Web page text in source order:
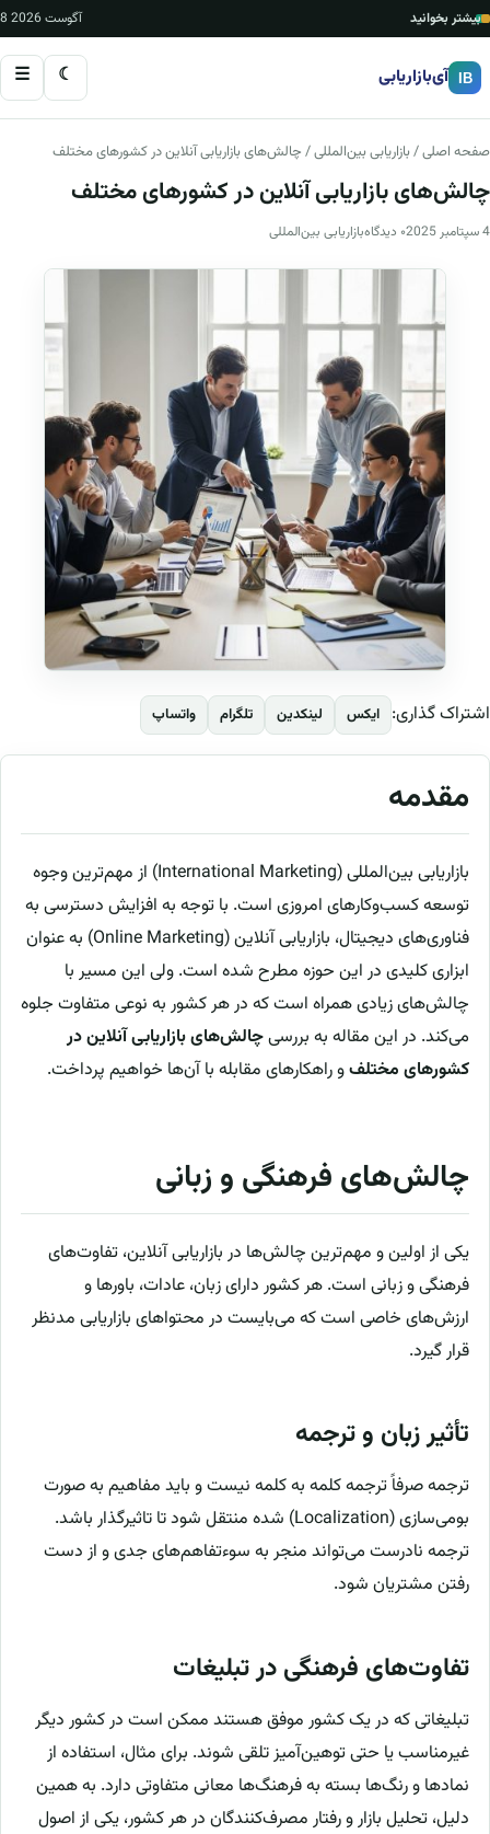
بیشتر بخوانید 8 آگوست 2026
IB آی‌بازاریابی ☾
☰
صفحه اصلی/بازاریابی بین‌المللی/ چالش‌های بازاریابی آنلاین در کشورهای مختلف
چالش‌های بازاریابی آنلاین در کشورهای مختلف
4 سپتامبر 2025 ۰ دیدگاه بازاریابی بین‌المللی
اشتراک گذاری: ایکس لینکدین تلگرام واتساپ
مقدمه
بازاریابی بین‌المللی (International Marketing) از مهم‌ترین وجوه
توسعه کسب‌وکارهای امروزی است. با توجه به افزایش دسترسی به
فناوری‌های دیجیتال، بازاریابی آنلاین (Online Marketing) به عنوان
ابزاری کلیدی در این حوزه مطرح شده است. ولی این مسیر با
چالش‌های زیادی همراه است که در هر کشور به نوعی متفاوت جلوه
می‌کند. در این مقاله به بررسیچالش‌های بازاریابی آنلاین در
کشورهای مختلفو راهکارهای مقابله با آن‌ها خواهیم پرداخت.
چالش‌های فرهنگی و زبانی
یکی از اولین و مهم‌ترین چالش‌ها در بازاریابی آنلاین، تفاوت‌های
فرهنگی و زبانی است. هر کشور دارای زبان، عادات، باورها و
ارزش‌های خاصی است که می‌بایست در محتواهای بازاریابی مدنظر
قرار گیرد.
تأثیر زبان و ترجمه
ترجمه صرفاً ترجمه کلمه به کلمه نیست و باید مفاهیم به صورت
بومی‌سازی (Localization) شده منتقل شود تا تاثیرگذار باشد.
ترجمه نادرست می‌تواند منجر به سوءتفاهم‌های جدی و از دست
رفتن مشتریان شود.
تفاوت‌های فرهنگی در تبلیغات
تبلیغاتی که در یک کشور موفق هستند ممکن است در کشور دیگر
غیرمناسب یا حتی توهین‌آمیز تلقی شوند. برای مثال، استفاده از
نمادها و رنگ‌ها بسته به فرهنگ‌ها معانی متفاوتی دارد. به همین
دلیل، تحلیل بازار و رفتار مصرف‌کنندگان در هر کشور، یکی از اصول